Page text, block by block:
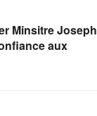
Minsitre Joseph
aux